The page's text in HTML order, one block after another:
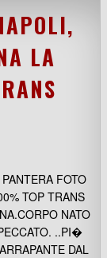
LA
FOTO
TOP TRANS
NATO
..PI�
DAL